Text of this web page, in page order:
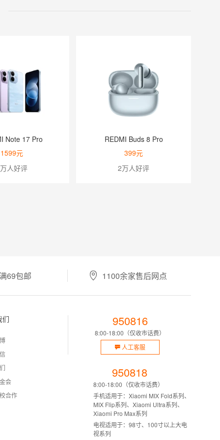
8 Pro
评
米家便携电热杯2
149元
66.8万人好评
69包邮 1100余家售后网点
们
会
合作
950816
8:00-18:00（仅收市话费）
人工客服
950818
8:00-18:00（仅收市话费）
手机适用于：Xiaomi MIX Fold系列、
MIX Flip系列、Xiaomi Ultra系列、
Xiaomi Pro Max系列
电视适用于：98寸、100寸以上大电
视系列